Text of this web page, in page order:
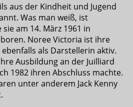
aus der Kindheit und Jugend
Was man weiß, ist
am 14. März 1961 in
Noree Victoria ist ihre
als Darstellerin aktiv.
Ausbildung an der Juilliard
1982 ihren Abschluss machte.
unter anderem Jack Kenny